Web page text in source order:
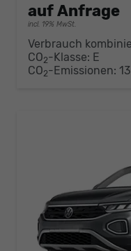
auf Anfrage
incl. 19% MwSt.
Verbrauch
CO2-Klasse: E
CO2-Emissionen: